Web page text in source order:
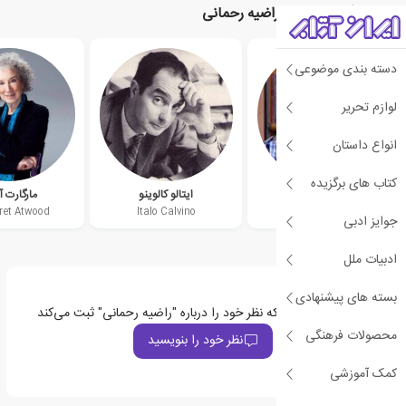
دسته بندی موضوعی
لوازم تحریر
انواع داستان
کتاب های برگزیده
جوایز ادبی
ادبیات ملل
بسته های پیشنهادی
محصولات فرهنگی
کمک آموزشی
نویسندگان مرتبط با راضیه رحمانی
پیمان خاکسار ایتالو کالوینو
Italo Calvino
مارگارت
Atwood
اولین نفری باشید که نظر خود را درباره "راضیه رحمانی" ثبت می‌کند
نظر خود را بنویسید